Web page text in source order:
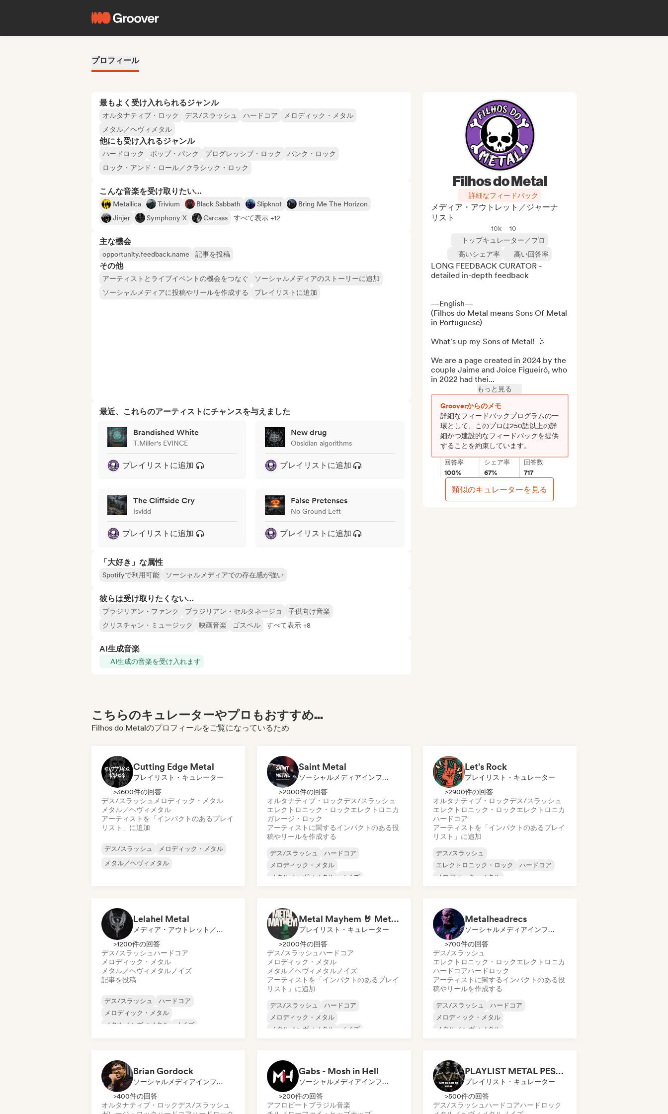
プロフィール
最もよく受け入れられるジャンル
オルタナティブ・ロック デス/スラッシュ ハードコア
メロディック・メタル
メタル／ヘヴィメタル
他にも受け入れるジャンル
ハードロック ポップ・パンク プログレッシブ・ロック
パンク・ロック
ロック・アンド・ロール／クラシック・ロック
こんな音楽を受け取りたい…
Metallica Trivium Black Sabbath Slipknot
Bring Me The Horizon
Jinjer
Symphony X Carcass すべて表示 +12
主な機会
opportunity.feedback.name 記事を投稿
その他
アーティストとライブイベントの機会をつなぐ
ソーシャルメディアのストーリーに追加
ソーシャルメディアに投稿やリールを作成する
プレイリストに追加
最近、これらのアーティストにチャンスを与えました
Brandished White
T.Miller's EVINCE
プレイリストに追加
New drug
Obsidian algorithms
プレイリストに追加
The Cliffside Cry
Isvidd
プレイリストに追加
False Pretenses
No Ground Left
プレイリストに追加
「大好き」な属性
Spotifyで利用可能 ソーシャルメディアでの存在感が強い
彼らは受け取りたくない…
ブラジリアン・ファンク ブラジリアン・セルタネージョ
子供向け音楽
クリスチャン・ミュージック
映画音楽 ゴスペル すべて表示 +8
AI生成音楽
AI生成の音楽を受け入れます
Filhos do Metal
詳細なフィードバック
メディア・アウトレット／ジャーナ
リスト
10k
10
トップキュレーター／プロ
高いシェア率
高い回答率
LONG FEEDBACK CURATOR -
detailed in-depth feedback
—English—
(Filhos do Metal means Sons Of Metal
in Portuguese)
What's up my Sons of Metal!  🤘
We are a page created in 2024 by the
couple Jaime and Joice Figueiró, who
in 2022 had thei...
もっと見る
Grooverからのメモ
詳細なフィードバックプログラムの一
環として、このプロは250語以上の詳
細かつ建設的なフィードバックを提供
することを約束しています。
回答率
100%
シェア率
67%
回答数
717
類似のキュレーターを見る
こちらのキュレーターやプロもおすすめ...
Filhos do Metalのプロフィールをご覧になっているため
Cutting Edge Metal
プレイリスト・キュレーター
>3600件の回答
デス/スラッシュ メロディック・メタル
メタル／ヘヴィメタル
アーティストを「インパクトのあるプレイ
リスト」に追加
デス/スラッシュ
メロディック・メタル
メタル／ヘヴィメタル
Saint Metal
ソーシャルメディアインフルエンサー
>2000件の回答
オルタナティブ・ロックデス/スラッシュ
エレクトロニック・ロックエレクトロニカ
ガレージ・ロック
アーティストに関するインパクトのある投
稿やリールを作成する
デス/スラッシュ
ハードコア
メロディック・メタル
メタル／ヘヴィメタル
ノイズ
エレクトロニカ
Let's Rock
プレイリスト・キュレーター
>2900件の回答
オルタナティブ・ロックデス/スラッシュ
エレクトロニック・ロックエレクトロニカ
ハードコア
アーティストを「インパクトのあるプレイ
リスト」に追加
デス/スラッシュ
エレクトロニック・ロック
ハードコア
メロディック・メタル
サイケデリック・ロック
Lelahel Metal
メディア・アウトレット／ジャーナリスト
>1200件の回答
デス/スラッシュ ハードコア
メロディック・メタル
メタル／ヘヴィメタル ノイズ
記事を投稿
デス/スラッシュ
ハードコア
メロディック・メタル
メタル／ヘヴィメタル
ノイズ
Metal Mayhem 🤘 Metalcore, Deathcore & Progressive Metal
プレイリスト・キュレーター
>2000件の回答
デス/スラッシュハードコア
メロディック・メタル
メタル／ヘヴィメタル ノイズ
アーティストを「インパクトのあるプレイ
リスト」に追加
デス/スラッシュ
ハードコア
メロディック・メタル
メタル／ヘヴィメタル
ノイズ
Metalheadrecs
ソーシャルメディアインフルエンサー
>700件の回答
デス/スラッシュ
エレクトロニック・ロックエレクトロニカ
ハードコアハードロック
アーティストに関するインパクトのある投
稿やリールを作成する
デス/スラッシュ
ハードコア
メロディック・メタル
メタル／ヘヴィメタル
エレクトロニカ
Brian Gordock
ソーシャルメディアインフルエンサー
>400件の回答
オルタナティブ・ロックデス/スラッシュ
Gabs - Mosh in Hell
ソーシャルメディアインフルエンサー
>200件の回答
アフロビート ブラジル音楽
PLAYLIST METAL PESADO
プレイリスト・キュレーター
>500件の回答
デス/スラッシュ ハードコアハードロック